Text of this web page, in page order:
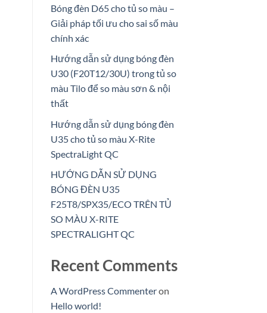
Bóng đèn D65 cho tủ so màu –
Giải pháp tối ưu cho sai số màu
chính xác
Hướng dẫn sử dụng bóng đèn
U30 (F20T12/30U) trong tủ so
màu Tilo để so màu sơn & nội
thất
Hướng dẫn sử dụng bóng đèn
U35 cho tủ so màu X-Rite
SpectraLight QC
HƯỚNG DẪN SỬ DỤNG
BÓNG ĐÈN U35
F25T8/SPX35/ECO TRÊN TỦ
SO MÀU X-RITE
SPECTRALIGHT QC
Recent Comments
A WordPress Commenteron
Hello world!